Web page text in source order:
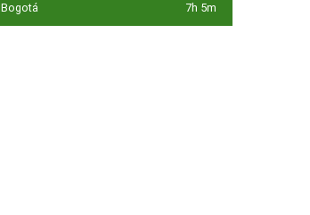
Bogotá
7h 5m